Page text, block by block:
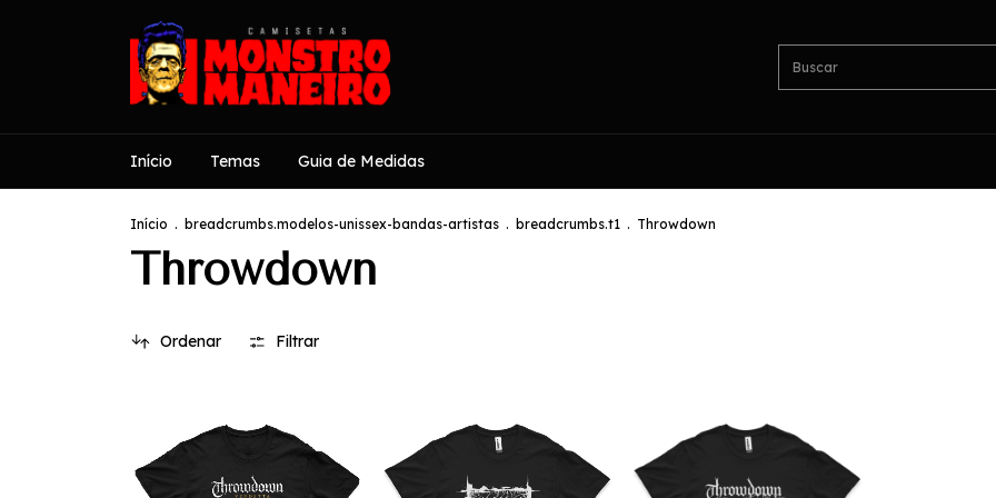
Início Temas Guia de Medidas
Início . breadcrumbs.modelos-unissex-bandas-artistas . breadcrumbs.t1 . Throwdown
Throwdown
Ordenar Filtrar